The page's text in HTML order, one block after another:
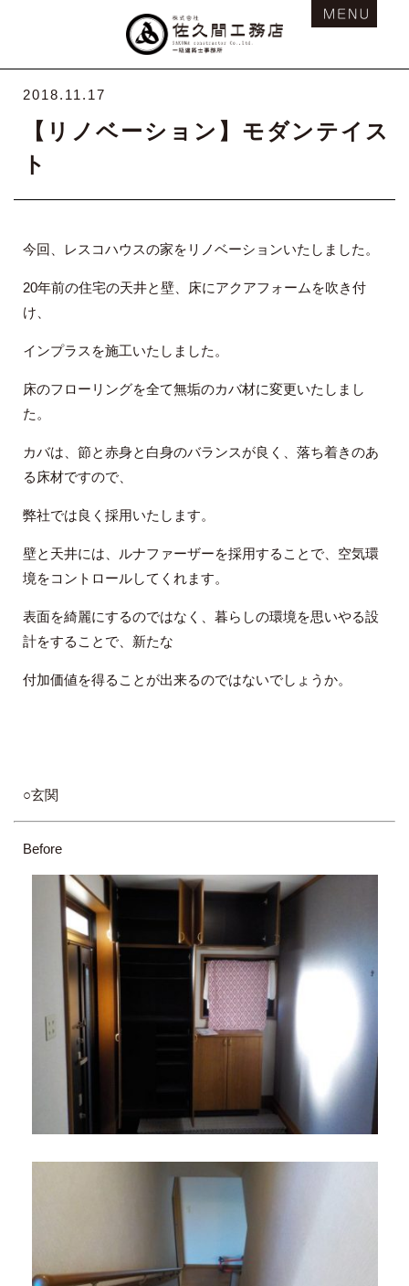
2018.11.17
【リノベーション】モダンテイス
ト
今回、レスコハウスの家をリノベーションいたしました。
20年前の住宅の天井と壁、床にアクアフォームを吹き付
け、
インプラスを施工いたしました。
床のフローリングを全て無垢のカバ材に変更いたしまし
た。
カバは、節と赤身と白身のバランスが良く、落ち着きのあ
る床材ですので、
弊社では良く採用いたします。
壁と天井には、ルナファーザーを採用することで、空気環
境をコントロールしてくれます。
表面を綺麗にするのではなく、暮らしの環境を思いやる設
計をすることで、新たな
付加価値を得ることが出来るのではないでしょうか。
○玄関
Before